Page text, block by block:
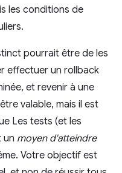
les conditions de
pourrait être de les
effectuer un rollback
et revenir à une
valable, mais il est
Les tests (et les
un moyen d'atteindre
Votre objectif est